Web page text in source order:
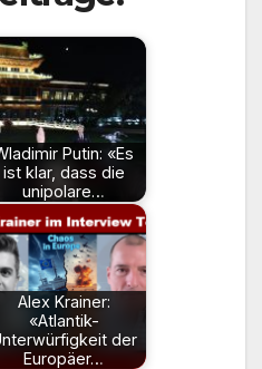
Putin: «Es
ist klar, dass die
unipolare…
Alex Krainer:
«Atlantik-
der
Europäer…